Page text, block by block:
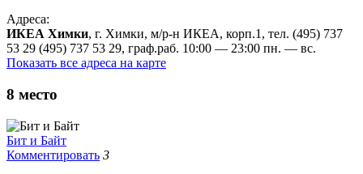
Адреса:
ИКЕА Химки, г. Химки, м/р-н ИКЕА, корп.1, тел. (495) 737
53 29 (495) 737 53 29, граф.раб. 10:00 — 23:00 пн. — вс.
Показать все адреса на карте
8 место
Бит и Байт
Комментировать 3